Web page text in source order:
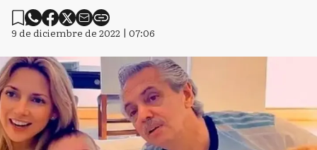
9 de diciembre de 2022 | 07:06